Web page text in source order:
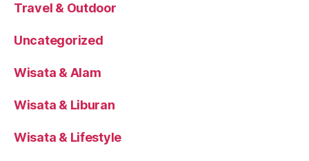
Travel & Outdoor
Uncategorized
Wisata & Alam
Wisata & Liburan
Wisata & Lifestyle